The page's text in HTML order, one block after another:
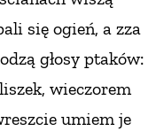
się ogień, a zza
głosy ptaków:
wieczorem
umiem je